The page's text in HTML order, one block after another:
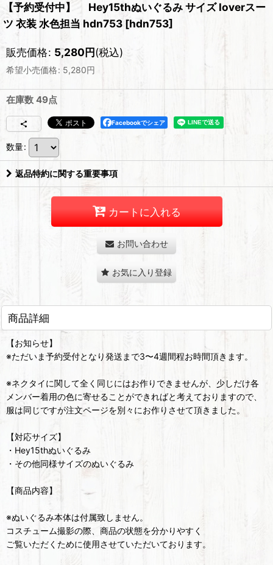
【予約受付中】 Hey15thぬいぐるみ サイズ loverスー
ツ 衣装 水色担当 hdn753 [hdn753]
販売価格: 5,280円(税込)
希望小売価格: 5,280円
在庫数 49点
Facebookでシェア
数量:
返品特約に関する重要事項
カートに入れる
お問い合わせ
お気に入り登録
商品詳細
【お知らせ】
※ただいま予約受付となり発送まで3〜4週間程お時間頂きます。
※ネクタイに関して全く同じにはお作りできませんが、少しだけ各
メンバー着用の色に寄せることができればと考えておりますので、
服は同じですが注文ページを別々にお作りさせて頂きました。
【対応サイズ】
・Hey15thぬいぐるみ
・その他同様サイズのぬいぐるみ
【商品内容】
※ぬいぐるみ本体は付属致しません。
コスチューム撮影の際、商品の状態を分かりやすく
ご覧いただくために使用させていただいております。